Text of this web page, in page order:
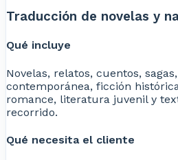
Traducción de novelas y
Qué incluye
Novelas, relatos, cuentos,
contemporánea, ficción
romance, literatura juvenil y
recorrido.
Qué necesita el cliente